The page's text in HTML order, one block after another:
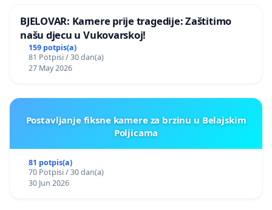
BJELOVAR: Kamere prije tragedije: Zaštitimo
našu djecu u Vukovarskoj!
159 potpis(a)
81 Potpisi / 30 dan(a)
27 May 2026
Postavljanje fiksne kamere za brzinu u Belajskim
Poljicama
81 potpis(a)
70 Potpisi / 30 dan(a)
30 Jun 2026